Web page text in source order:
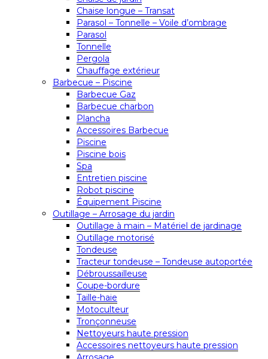
Chaise longue – Transat
Parasol – Tonnelle – Voile d’ombrage
Parasol
Tonnelle
Pergola
Chauffage extérieur
Barbecue – Piscine
Barbecue Gaz
Barbecue charbon
Plancha
Accessoires Barbecue
Piscine
Piscine bois
Spa
Entretien piscine
Robot piscine
Équipement Piscine
Outillage – Arrosage du jardin
Outillage à main – Matériel de jardinage
Outillage motorisé
Tondeuse
Tracteur tondeuse – Tondeuse autoportée
Débroussailleuse
Coupe-bordure
Taille-haie
Motoculteur
Tronçonneuse
Nettoyeurs haute pression
Accessoires nettoyeurs haute pression